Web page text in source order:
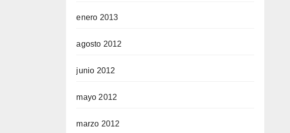
enero 2013
agosto 2012
junio 2012
mayo 2012
marzo 2012